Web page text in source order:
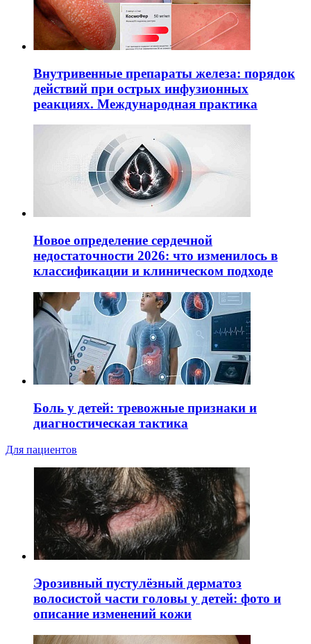
Внутривенные препараты железа: порядок
действий при острых инфузионных
реакциях. Международная практика
Новое определение сердечной
недостаточности 2026: что изменилось в
классификации и клиническом подходе
Боль у детей: тревожные признаки и
диагностическая тактика
Для пациентов
Эрозивный пустулёзный дерматоз
волосистой части головы у детей: фото и
описание изменений кожи